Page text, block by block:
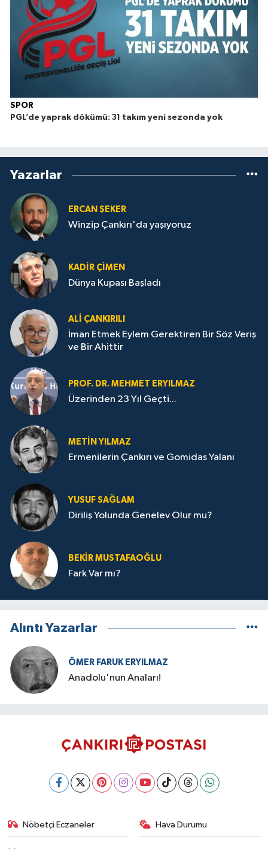
SPOR
PGL’de yaprak dökümü: 31 takım yeni sezonda yok
Yazarlar
ERCAN ŞEKER
Winzip Çankırı'da yaşıyoruz
KADIR ÇIMEN
Dünya Kupası Başladı
ALI ÇANKIRILI
İman Etmek Eylem Gerektiren Bir Söz Veriş
ve Bir Ahittir
PROF. DR. MEHMET ERYILMAZ
Üzerinden 23 Yıl Geçti...
METIN YILMAZ
Ermenilerin Çankırı ve Gomidas Yalanı
YUSUF SAĞLAM
Diriliş Yolunda Genelev Olur mu?
BEKIR MUSTAFAOĞLU
Fark Var mı?
Alıntı Yazarlar
ÖMER FARUK ERYILMAZ
Anadolu'nun Anaları!
Nöbetçi Eczaneler Hava Durumu